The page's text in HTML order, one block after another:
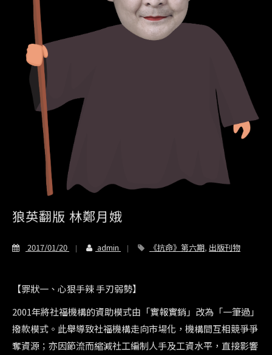
狼英翻版 林鄭月娥
2017/01/20 admin 《抗命》第六期, 出版刊物
【罪狀一、心狠手辣 手刃弱勢】
2001年將社福機構的資助模式由「實報實銷」改為「一筆過」
撥款模式。此舉導致社福機構走向市場化，機構間互相競爭爭
奪資源；亦因節流而縮減社工編制人手及工資水平，直接影響